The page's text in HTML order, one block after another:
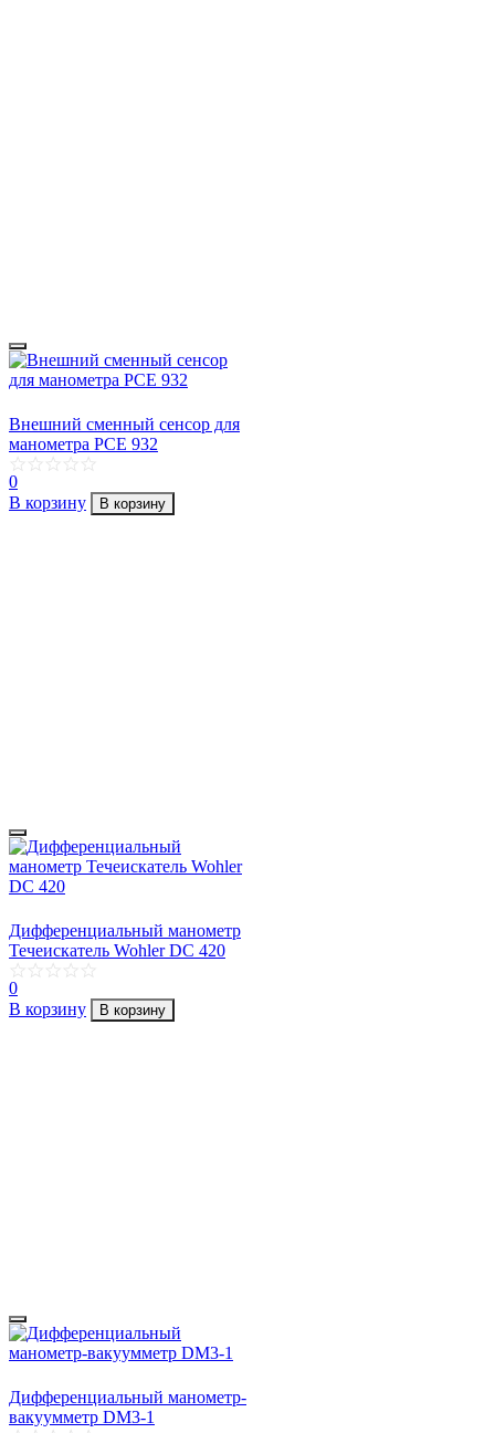
Внешний сменный сенсор для
манометра PCE 932
0
В корзину
В корзину
Дифференциальный манометр
Течеискатель Wohler DC 420
0
В корзину
В корзину
Дифференциальный манометр-
вакуумметр DM3-1